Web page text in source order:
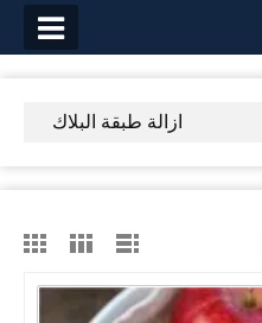
ازالة طبقة البلاك